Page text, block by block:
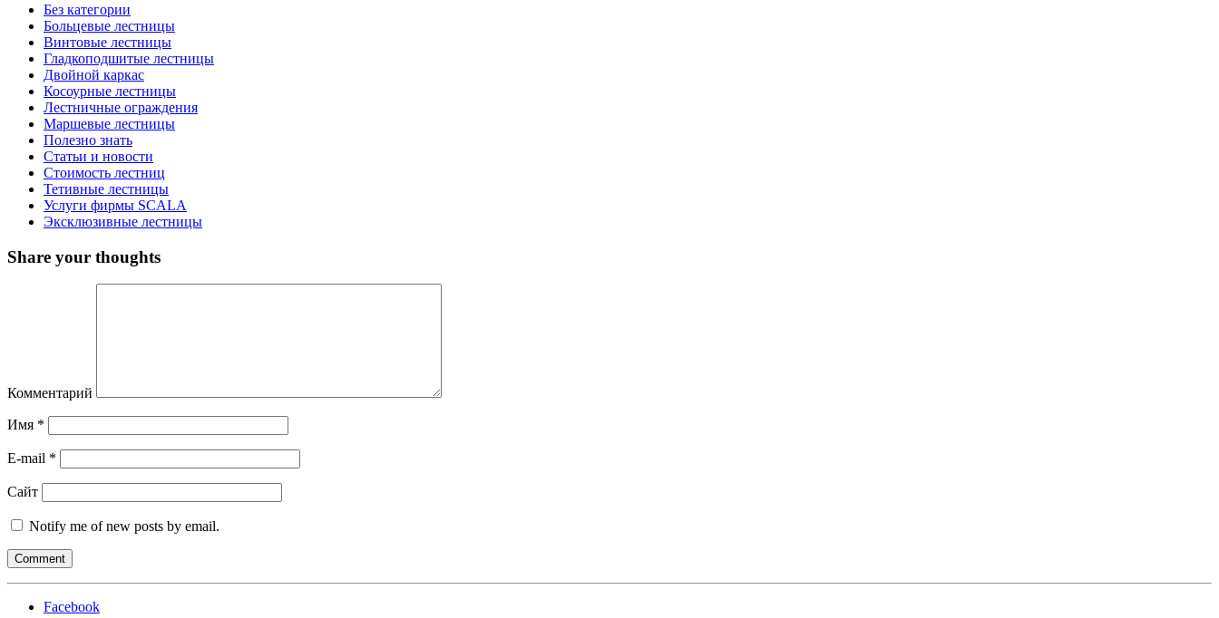
Без категории
Больцевые лестницы
Винтовые лестницы
Гладкоподшитые лестницы
Двойной каркас
Косоурные лестницы
Лестничные ограждения
Маршевые лестницы
Полезно знать
Статьи и новости
Стоимость лестниц
Тетивные лестницы
Услуги фирмы SCALA
Эксклюзивные лестницы
Share your thoughts
Комментарий
Имя *
E-mail *
Сайт
Notify me of new posts by email.
Facebook